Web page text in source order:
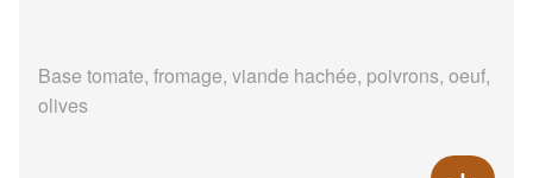
Base tomate, fromage, viande hachée, poivrons, oeuf,
olives